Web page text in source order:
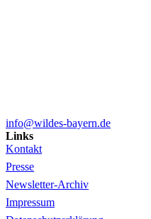
info@wildes-bayern.de
Links
Kontakt
Presse
Newsletter-Archiv
Impressum